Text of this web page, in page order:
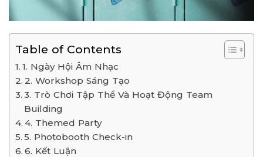
Table of Contents
1. Ngày Hội Âm Nhạc
2. Workshop Sáng Tạo
3. Trò Chơi Tập Thể Và Hoạt Động Team
Building
4. Themed Party
5. Photobooth Check-in
6. Kết Luận